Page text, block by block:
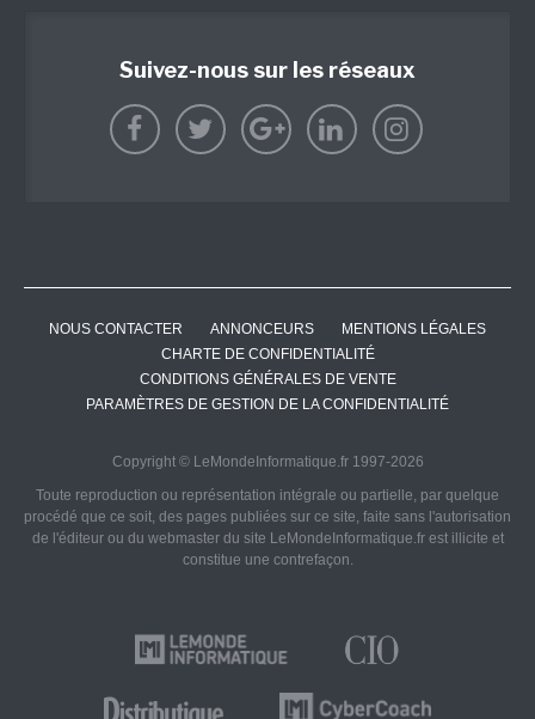
Suivez-nous sur les réseaux
NOUS CONTACTER ANNONCEURS
MENTIONS LÉGALES
CHARTE DE CONFIDENTIALITÉ
CONDITIONS GÉNÉRALES DE VENTE
PARAMÈTRES DE GESTION DE LA CONFIDENTIALITÉ
Copyright © LeMondeInformatique.fr 1997-2026
Toute reproduction ou représentation intégrale ou partielle, par quelque
procédé que ce soit, des pages publiées sur ce site, faite sans l'autorisation
de l'éditeur ou du webmaster du site LeMondeInformatique.fr est illicite et
constitue une contrefaçon.